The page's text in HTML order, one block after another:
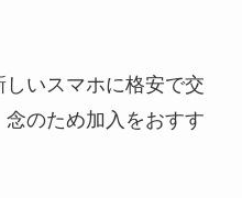
いスマホに格安で交
のため加入をおすす